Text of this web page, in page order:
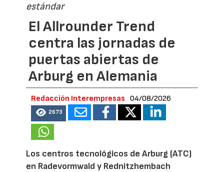
estándar
El Allrounder Trend
centra las jornadas de
puertas abiertas de
Arburg en Alemania
Redacción Interempresas 04/08/2026
2673
Los centros tecnológicos de Arburg (ATC)
en Radevormwald y Rednitzhembach